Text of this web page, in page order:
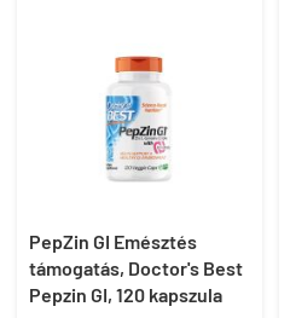
PepZin GI Emésztés
támogatás, Doctor's Best
Pepzin GI, 120 kapszula